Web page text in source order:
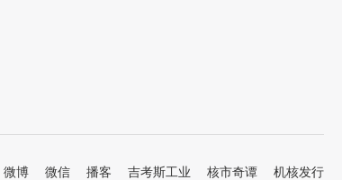
微博 微信 播客 吉考斯工业 核市奇谭
机核发行